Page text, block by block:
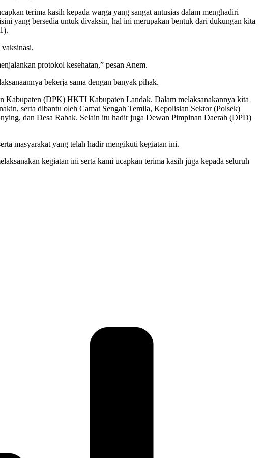
terima kasih kepada warga yang sangat antusias dalam menghadiri
yang bersedia untuk divaksin, hal ini merupakan bentuk dari dukungan kita
protokol kesehatan,” pesan Anem.
bekerja sama dengan banyak pihak.
Kabupaten (DPK) HKTI Kabupaten Landak. Dalam melaksanakannya kita
serta dibantu oleh Camat Sengah Temila, Kepolisian Sektor (Polsek)
dan Desa Rabak. Selain itu hadir juga Dewan Pimpinan Daerah (DPD)
masyarakat yang telah hadir mengikuti kegiatan ini.
kegiatan ini serta kami ucapkan terima kasih juga kepada seluruh